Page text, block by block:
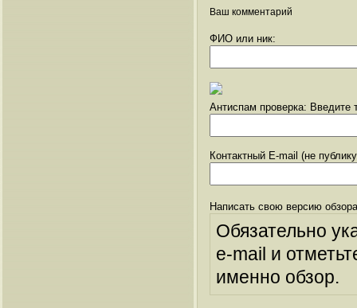
Ваш комментарий
ФИО или ник:
Антиспам проверка: Введите
Контактный E-mail (не
Написать свою версию
Обязательно
e-mail и
именно обзор.